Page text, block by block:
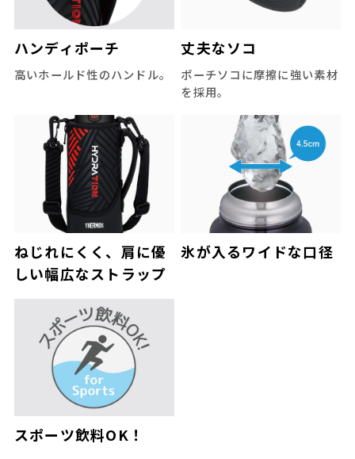
ハンディポーチ
高いホールド性のハンドル。
丈夫なソコ
ポーチソコに摩擦に強い素材
を採用。
ねじれにくく、肩に優
しい幅広なストラップ
氷が入るワイドな口径
スポーツ飲料OK！